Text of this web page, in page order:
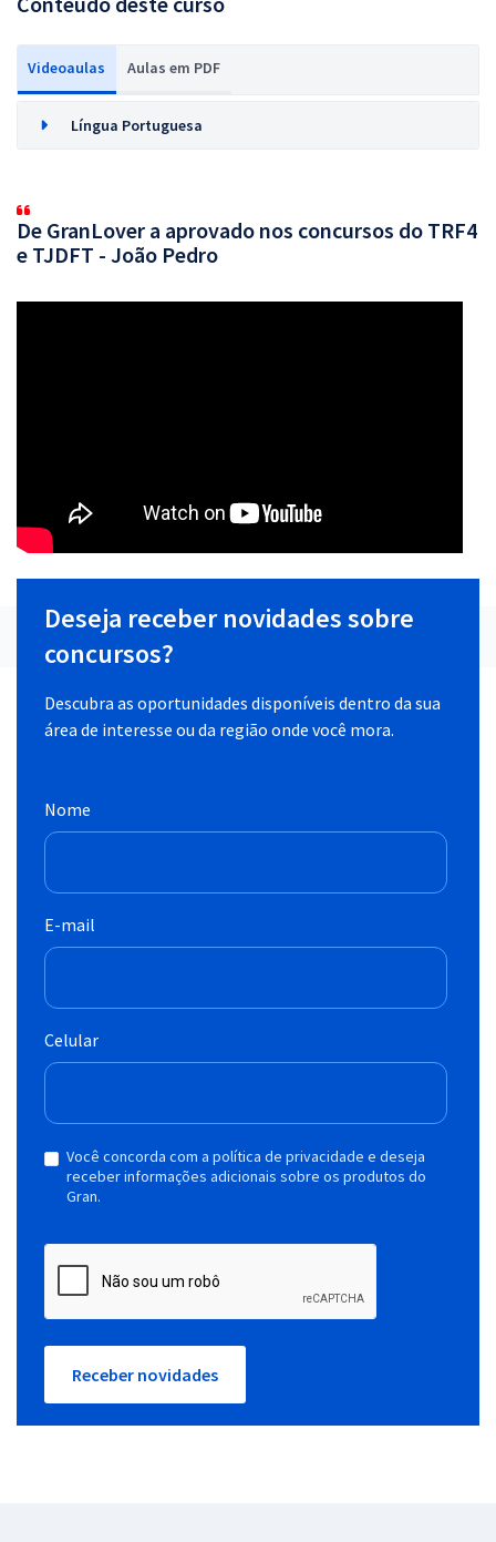
Videoaulas Aulas em PDF
Língua Portuguesa
De GranLover a aprovado nos concursos do TRF4
e TJDFT - João Pedro
Deseja receber novidades sobre
concursos?
Descubra as oportunidades disponíveis dentro da sua
área de interesse ou da região onde você mora.
Nome
E-mail
Celular
Você concorda com a política de privacidade e deseja
receber informações adicionais sobre os produtos do
Gran.
Receber novidades